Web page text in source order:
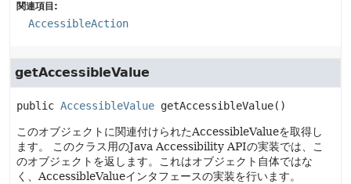
関連項目:
AccessibleAction
getAccessibleValue
public AccessibleValue getAccessibleValue()
このオブジェクトに関連付けられたAccessibleValueを取得し
ます。
このクラス用のJava Accessibility APIの実装では、こ
のオブジェクトを返します。これはオブジェクト自体ではな
く、AccessibleValueインタフェースの実装を行います。